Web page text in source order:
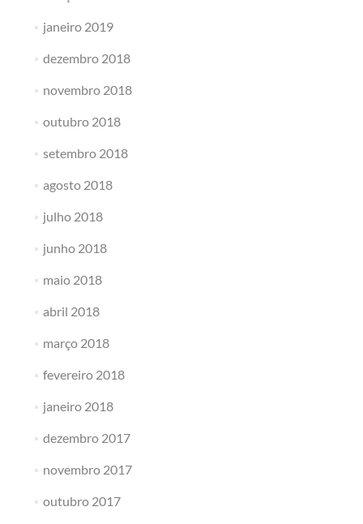
janeiro 2019
dezembro 2018
novembro 2018
outubro 2018
setembro 2018
agosto 2018
julho 2018
junho 2018
maio 2018
abril 2018
março 2018
fevereiro 2018
janeiro 2018
dezembro 2017
novembro 2017
outubro 2017